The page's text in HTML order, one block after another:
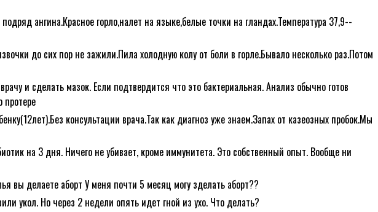
ангина.Красное горло,налет на языке,белые точки на гландах.Температура 37,9--
до сих пор не зажили.Пила холодную колу от боли в горле.Бывало несколько раз.Потом
и сделать мазок. Если подтвердится что это бактериальная. Анализ обычно готов
консультации врача.Так как диагноз уже знаем.Запах от казеозных пробок.Мы
на 3 дня. Ничего не убивает, кроме иммунитета. Это собственный опыт. Вообще ни
вы делаете аборт У меня почти 5 месяц могу зделать аборт??
укол. Но через 2 недели опять идет гной из ухо. Что делать?